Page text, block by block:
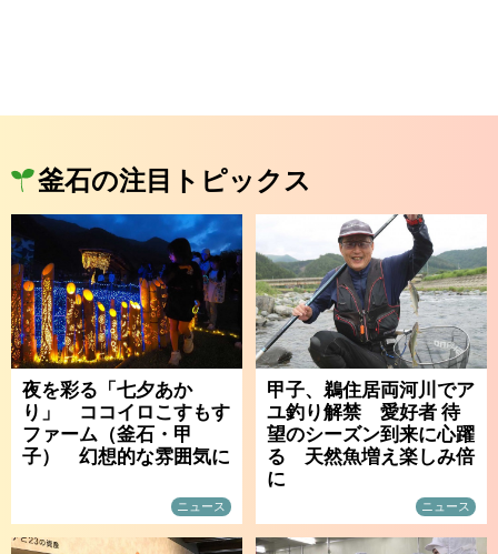
釜石の注目トピックス
夜を彩る「七夕あか
り」 ココイロこすもす
ファーム（釜石・甲
子） 幻想的な雰囲気に
ニュース
甲子、鵜住居両河川でア
ユ釣り解禁 愛好者 待
望のシーズン到来に心躍
る 天然魚増え楽しみ倍
に
ニュース